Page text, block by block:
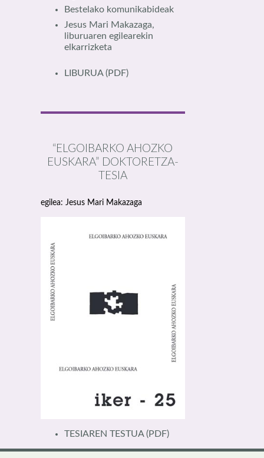
Bestelako komunikabideak
Jesus Mari Makazaga,
liburuaren egilearekin
elkarrizketa
LIBURUA(PDF)
“ELGOIBARKO AHOZKO
EUSKARA” DOKTORETZA-
TESIA
egilea: Jesus Mari Makazaga
TESIAREN TESTUA(PDF)